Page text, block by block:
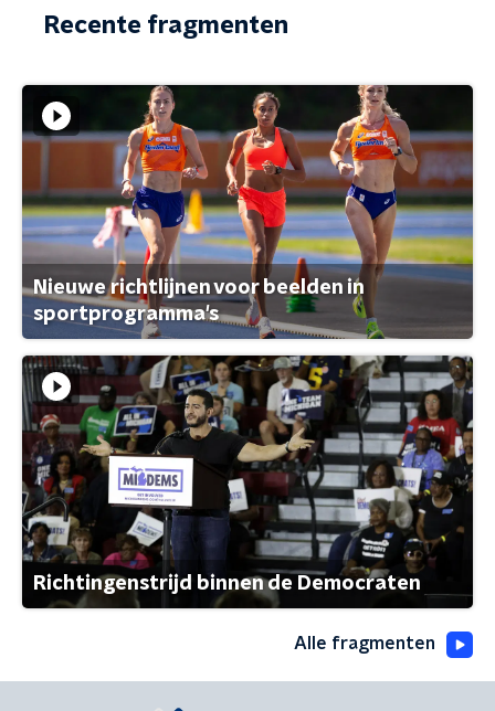
Recente fragmenten
Nieuwe richtlijnen voor beelden in
sportprogramma's
Richtingenstrijd binnen de Democraten
Alle fragmenten